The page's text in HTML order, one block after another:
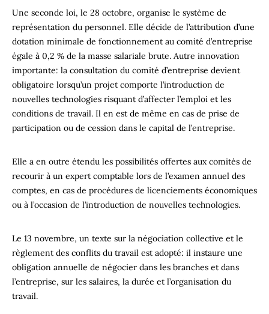
Une seconde loi, le 28 octobre, organise le système de
représentation du personnel. Elle décide de l’attribution d’une
dotation minimale de fonctionnement au comité d’entreprise
égale à 0,2 % de la masse salariale brute. Autre innovation
importante: la consultation du comité d’entreprise devient
obligatoire lorsqu’un projet comporte l’introduction de
nouvelles technologies risquant d’affecter l’emploi et les
conditions de travail. Il en est de même en cas de prise de
participation ou de cession dans le capital de l’entreprise.
Elle a en outre étendu les possibilités offertes aux comités de
recourir à un expert comptable lors de l’examen annuel des
comptes, en cas de procédures de licenciements économiques
ou à l’occasion de l’introduction de nouvelles technologies.
Le 13 novembre, un texte sur la négociation collective et le
règlement des conflits du travail est adopté: il instaure une
obligation annuelle de négocier dans les branches et dans
l’entreprise, sur les salaires, la durée et l’organisation du
travail.